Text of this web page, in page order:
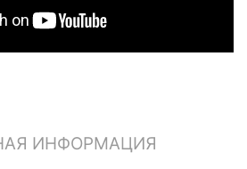
ИНФОРМАЦИЯ